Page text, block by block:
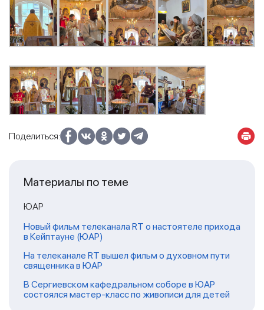
Поделиться:
Материалы по теме
ЮАР
Новый фильм телеканала RT о настоятеле прихода
в Кейптауне (ЮАР)
На телеканале RT вышел фильм о духовном пути
священника в ЮАР
В Сергиевском кафедральном соборе в ЮАР
состоялся мастер-класс по живописи для детей